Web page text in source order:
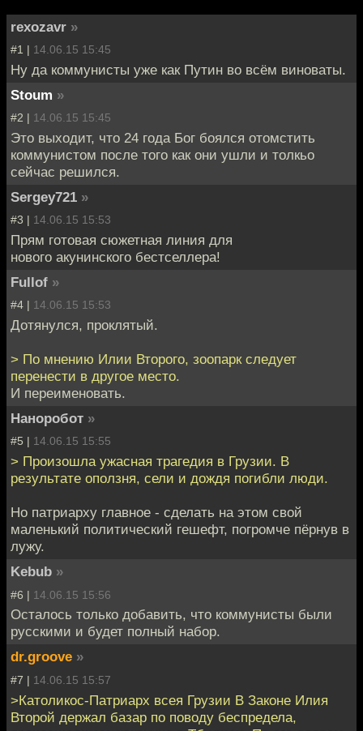
rexozavr »
#1 | 14.06.15 15:45
Ну да коммунисты уже как Путин во всём виноваты.
Stoum »
#2 | 14.06.15 15:45
Это выходит, что 24 года Бог боялся отомстить
коммунистом после того как они ушли и толкьо
сейчас решился.
Sergey721 »
#3 | 14.06.15 15:53
Прям готовая сюжетная линия для
нового акунинского бестселлера!
Fullof »
#4 | 14.06.15 15:53
Дотянулся, проклятый.
> По мнению Илии Второго, зоопарк следует
перенести в другое место.
И переименовать.
Наноробот »
#5 | 14.06.15 15:55
> Произошла ужасная трагедия в Грузии. В
результате оползня, сели и дождя погибли люди.
Но патриарху главное - сделать на этом свой
маленький политический гешефт, погромче пёрнув в
лужу.
Kebub »
#6 | 14.06.15 15:56
Осталось только добавить, что коммунисты были
русскими и будет полный набор.
dr.groove »
#7 | 14.06.15 15:57
>Католикос-Патриарх всея Грузии В Законе Илия
Второй держал базар по поводу беспредела,